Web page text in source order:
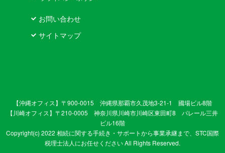
お問い合わせ
サイトマップ
【沖縄オフィス】〒900-0015 沖縄県那覇市久茂地3-21-1 國場ビル8階
【川崎オフィス】〒210-0005 神奈川県川崎市川崎区東田町8 パレール三井
ビル16階
Copyright(c) 2022 相続に関する手続き・サポートから事業承継まで、STC国際
税理士法人にお任せください All Rights Reserved.